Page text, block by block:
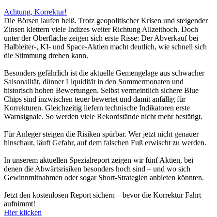
Achtung, Korrektur!
Die Börsen laufen heiß. Trotz geopolitischer Krisen und steigender
Zinsen klettern viele Indizes weiter Richtung Allzeithoch. Doch
unter der Oberfläche zeigen sich erste Risse: Der Abverkauf bei
Halbleiter-, KI- und Space-Aktien macht deutlich, wie schnell sich
die Stimmung drehen kann.
Besonders gefährlich ist die aktuelle Gemengelage aus schwacher
Saisonalität, dünner Liquidität in den Sommermonaten und
historisch hohen Bewertungen. Selbst vermeintlich sichere Blue
Chips sind inzwischen teuer bewertet und damit anfällig für
Korrekturen. Gleichzeitig liefern technische Indikatoren erste
Warnsignale. So werden viele Rekordstände nicht mehr bestätigt.
Für Anleger steigen die Risiken spürbar. Wer jetzt nicht genauer
hinschaut, läuft Gefahr, auf dem falschen Fuß erwischt zu werden.
In unserem aktuellen Spezialreport zeigen wir fünf Aktien, bei
denen die Abwärtsrisiken besonders hoch sind – und wo sich
Gewinnmitnahmen oder sogar Short-Strategien anbieten könnten.
Jetzt den kostenlosen Report sichern – bevor die Korrektur Fahrt
aufnimmt!
Hier klicken